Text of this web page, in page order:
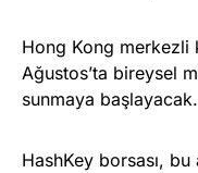
Hong Kong merkezli
Ağustos’ta bireysel
sunmaya başlayacak.
HashKey borsası, bu